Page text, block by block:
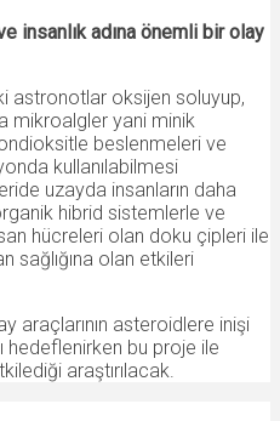
insanlık adına önemli bir olay
astronotlar oksijen soluyup,
mikroalgler yani minik
beslenmeleri ve
kullanılabilmesi
uzayda insanların daha
hibrid sistemlerle ve
hücreleri olan doku çipleri ile
sağlığına olan etkileri
araçlarının asteroidlere inişi
hedeflenirken bu proje ile
araştırılacak.